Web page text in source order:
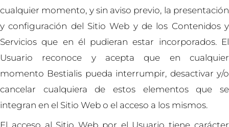
cualquier momento, y sin aviso previo, la presentación
y configuración del Sitio Web y de los Contenidos y
Servicios que en él pudieran estar incorporados. El
Usuario reconoce y acepta que en cualquier
momento Bestialis pueda interrumpir, desactivar y/o
cancelar cualquiera de estos elementos que se
integran en el Sitio Web o el acceso a los mismos.